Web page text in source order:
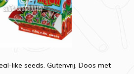
like seeds. Gutenvrij. Doos met